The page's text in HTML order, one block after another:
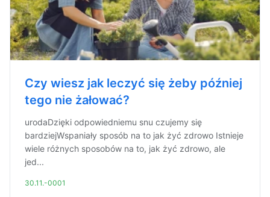
Czy wiesz jak leczyć się żeby później
tego nie żałować?
urodaDzięki odpowiedniemu snu czujemy się
bardziejWspaniały sposób na to jak żyć zdrowo Istnieje
wiele różnych sposobów na to, jak żyć zdrowo, ale
jed...
30.11.-0001